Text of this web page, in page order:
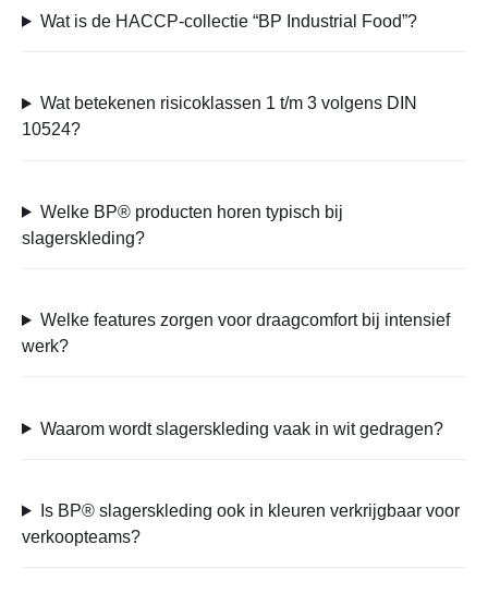
Wat is de HACCP-collectie “BP Industrial Food”?
Wat betekenen risicoklassen 1 t/m 3 volgens DIN
10524?
Welke BP® producten horen typisch bij
slagerskleding?
Welke features zorgen voor draagcomfort bij intensief
werk?
Waarom wordt slagerskleding vaak in wit gedragen?
Is BP® slagerskleding ook in kleuren verkrijgbaar voor
verkoopteams?